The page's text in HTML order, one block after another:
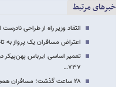
خبرهای مرتبط
انتقاد وزیر راه از طراحی
اعتراض مسافران یک پرواز به
۷۳۷…
۲۸ ساعت گذشت؛ مسافران همچنان در فرودگاه اهواز سرگردانند